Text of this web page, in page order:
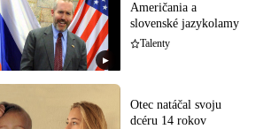
▶
Američania a
slovenské jazykolamy
Talenty
Otec natáčal svoju
dcéru 14 rokov